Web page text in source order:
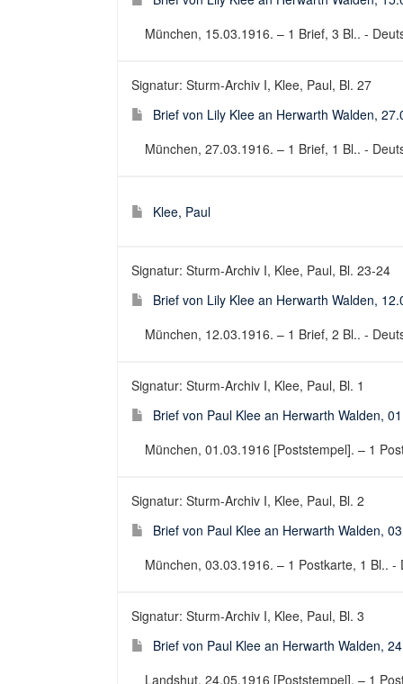
München, 15.03.1916. – 1 Brief, 3 Bl.. -
Signatur: Sturm-Archiv I, Klee, Paul, Bl. 27
Brief von Lily Klee an Herwarth Walden,
München, 27.03.1916. – 1 Brief, 1 Bl.. -
Klee, Paul
Signatur: Sturm-Archiv I, Klee, Paul, Bl. 23-24
Brief von Lily Klee an Herwarth Walden,
München, 12.03.1916. – 1 Brief, 2 Bl.. -
Signatur: Sturm-Archiv I, Klee, Paul, Bl. 1
Brief von Paul Klee an Herwarth Walden,
München, 01.03.1916 [Poststempel]. – 1
Signatur: Sturm-Archiv I, Klee, Paul, Bl. 2
Brief von Paul Klee an Herwarth Walden,
München, 03.03.1916. – 1 Postkarte, 1 Bl..
Signatur: Sturm-Archiv I, Klee, Paul, Bl. 3
Brief von Paul Klee an Herwarth Walden,
Landshut, 24.05.1916 [Poststempel]. – 1